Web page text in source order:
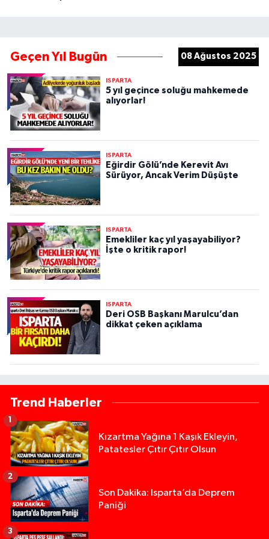
Geçen Yıl Bugün 08 Ağustos 2025
ISPARTA
5 yıl geçince soluğu mahkemede
alıyorlar!
ISPARTA
Eğirdir Gölü’nde Kerevit Avı
Sürüyor, Ancak Verim Düşüşte
ISPARTA
Emekliler kaç yıl yaşayabiliyor?
İşte o kritik rapor!
ISPARTA
Deri OSB Başkanı Marulcu’dan
dikkat çeken açıklama
Trend Haberler
Kızartma Yağına 1 Kaşık Ekleyin,
Patatesler Çıtır Çıtır Olsun
1
Son Dakika: Isparta’da Deprem
Paniği
2
3